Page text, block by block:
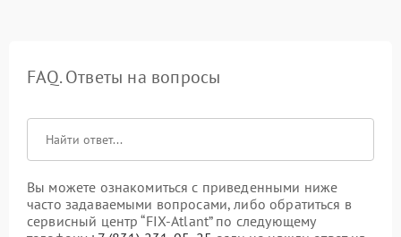
FAQ. Ответы на вопросы
Вы можете ознакомиться с приведенными ниже
часто задаваемыми вопросами, либо обратиться в
сервисный центр “FIX-Atlant” по следующему